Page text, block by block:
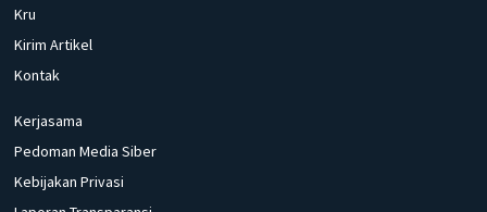
Kru
Kirim Artikel
Kontak
Kerjasama
Pedoman Media Siber
Kebijakan Privasi